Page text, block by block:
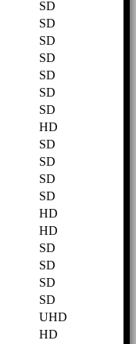
SD
SD
SD
SD
SD
SD
SD
HD
SD
SD
SD
SD
HD
HD
SD
SD
SD
SD
UHD
HD